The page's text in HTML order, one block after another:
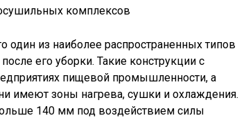
один из наиболее распространенных типов
его уборки. Такие конструкции с
пищевой промышленности, а
имеют зоны нагрева, сушки и охлаждения.
140 мм под воздействием силы